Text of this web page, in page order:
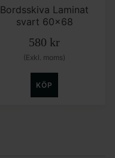
Bordsskiva Laminat
svart 60×68
580 kr
(Exkl. moms)
KÖP